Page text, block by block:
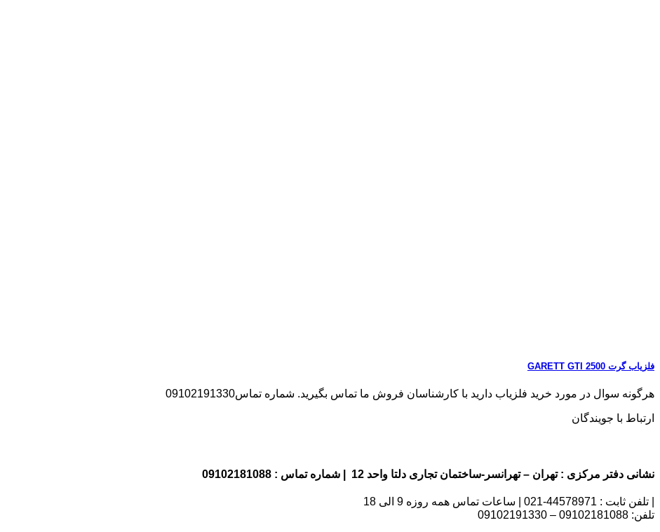
فلزیاب گرت GARETT GTI 2500
هرگونه سوال در مورد خرید فلزیاب دارید با کارشناسان فروش ما تماس بگیرید. شماره تماس09102191330
ارتباط با جویندگان
نشانی دفتر مرکزی : تهران – تهرانسر-ساختمان تجاری دلتا واحد 12 | شماره تماس : 09102181088
| تلفن ثابت : 44578971-021 | ساعات تماس همه روزه 9 الی 18
تلفن: 09102181088 – 09102191330